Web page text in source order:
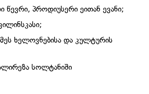
წევრი, პროდიუსერი ეითან ევანი;
ხელოვნებისა და კულტურის
სოლტანიში